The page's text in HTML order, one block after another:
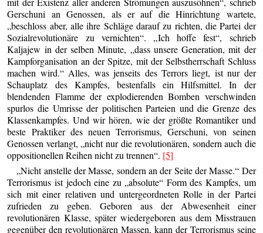
Gerschuni an Genossen, als er auf die Hinrichtung wartete,
„beschloss aber, alle ihre Schläge darauf zu richten, die Partei der
Sozialrevolutionäre zu vernichten“. „Ich hoffe fest“, schrieb
Kaljajew in der selben Minute, „dass unsere Generation, mit der
Kampforganisation an der Spitze, mit der Selbstherrschaft Schluss
machen wird.“ Alles, was jenseits des Terrors liegt, ist nur der
Schauplatz des Kampfes, bestenfalls ein Hilfsmittel. In der
blendenden Flamme der explodierenden Bomben verschwinden
spurlos die Umrisse der politischen Parteien und die Grenze des
Klassenkampfes. Und wir hören, wie der größte Romantiker und
beste Praktiker des neuen Terrorismus, Gerschuni, von seinen
Genossen verlangt, „nicht nur die revolutionären, sondern auch die
oppositionellen Reihen nicht zu trennen“. [5]
„Nicht anstelle der Masse, sondern an der Seite der Masse.“ Der
Terrorismus ist jedoch eine zu „absolute“ Form des Kampfes, um
sich mit einer relativen und untergeordneten Rolle in der Partei
zufrieden zu geben. Geboren aus der Abwesenheit einer
revolutionären Klasse, später wiedergeboren aus dem Misstrauen
gegenüber den revolutionären Massen, kann der Terrorismus seine